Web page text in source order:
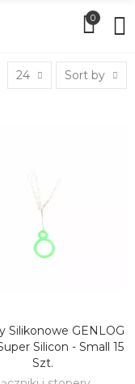
0
24 Sort by
DO KOSZYKA
Silikonowe GENLOG
Silicon - Small 15
Szt.